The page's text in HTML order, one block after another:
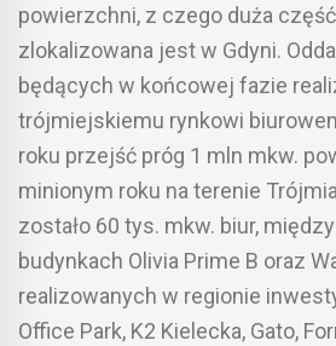
powierzchni, z czego duża
zlokalizowana jest w Gdyni.
będących w końcowej fazie
trójmiejskiemu rynkowi
roku przejść próg 1 mln mkw.
minionym roku na terenie
zostało 60 tys. mkw. biur,
budynkach Olivia Prime B oraz
realizowanych w regionie
Office Park, K2 Kielecka, Gato,